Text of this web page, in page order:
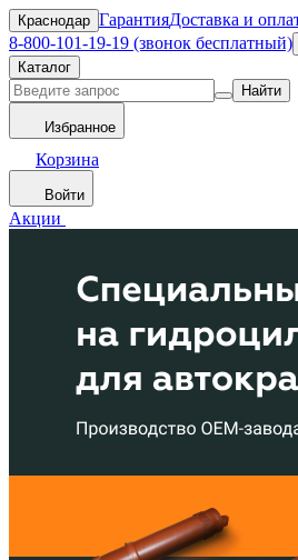
Краснодар ГарантияДоставка и
8-800-101-19-19 (звонок бесплатный)
Каталог
Найти
Избранное
Корзина
Войти
Акции